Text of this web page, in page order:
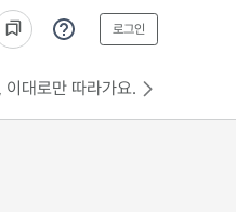
로그인
이대로만 따라가요.